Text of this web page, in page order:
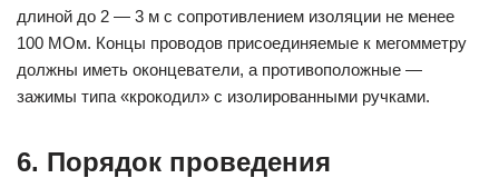
длиной до 2 — 3 м с сопротивлением изоляции не менее
100 МОм. Концы проводов присоединяемые к мегомметру
должны иметь оконцеватели, а противоположные —
зажимы типа «крокодил» с изолированными ручками.
6. Порядок проведения